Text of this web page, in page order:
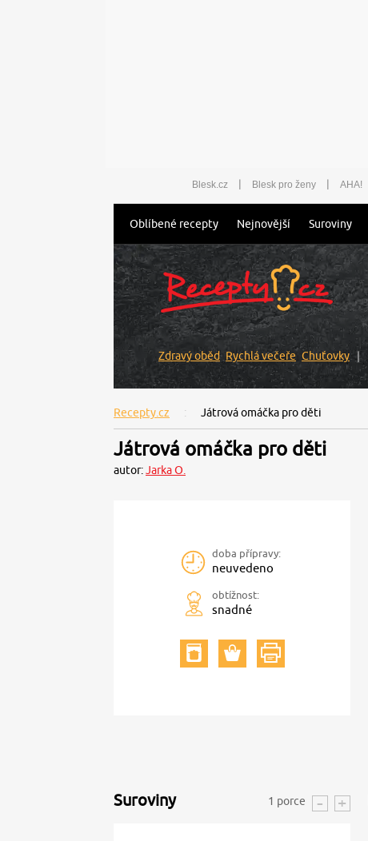
Blesk.cz | Blesk pro ženy | AHA!
Oblíbené recepty Nejnovější Suroviny
Zdravý oběd Rychlá večeře Chuťovky
Recepty.cz Játrová omáčka pro děti
Játrová omáčka pro děti
autor:Jarka O.
doba přípravy:
neuvedeno
obtížnost:
snadné
Suroviny 1 porce